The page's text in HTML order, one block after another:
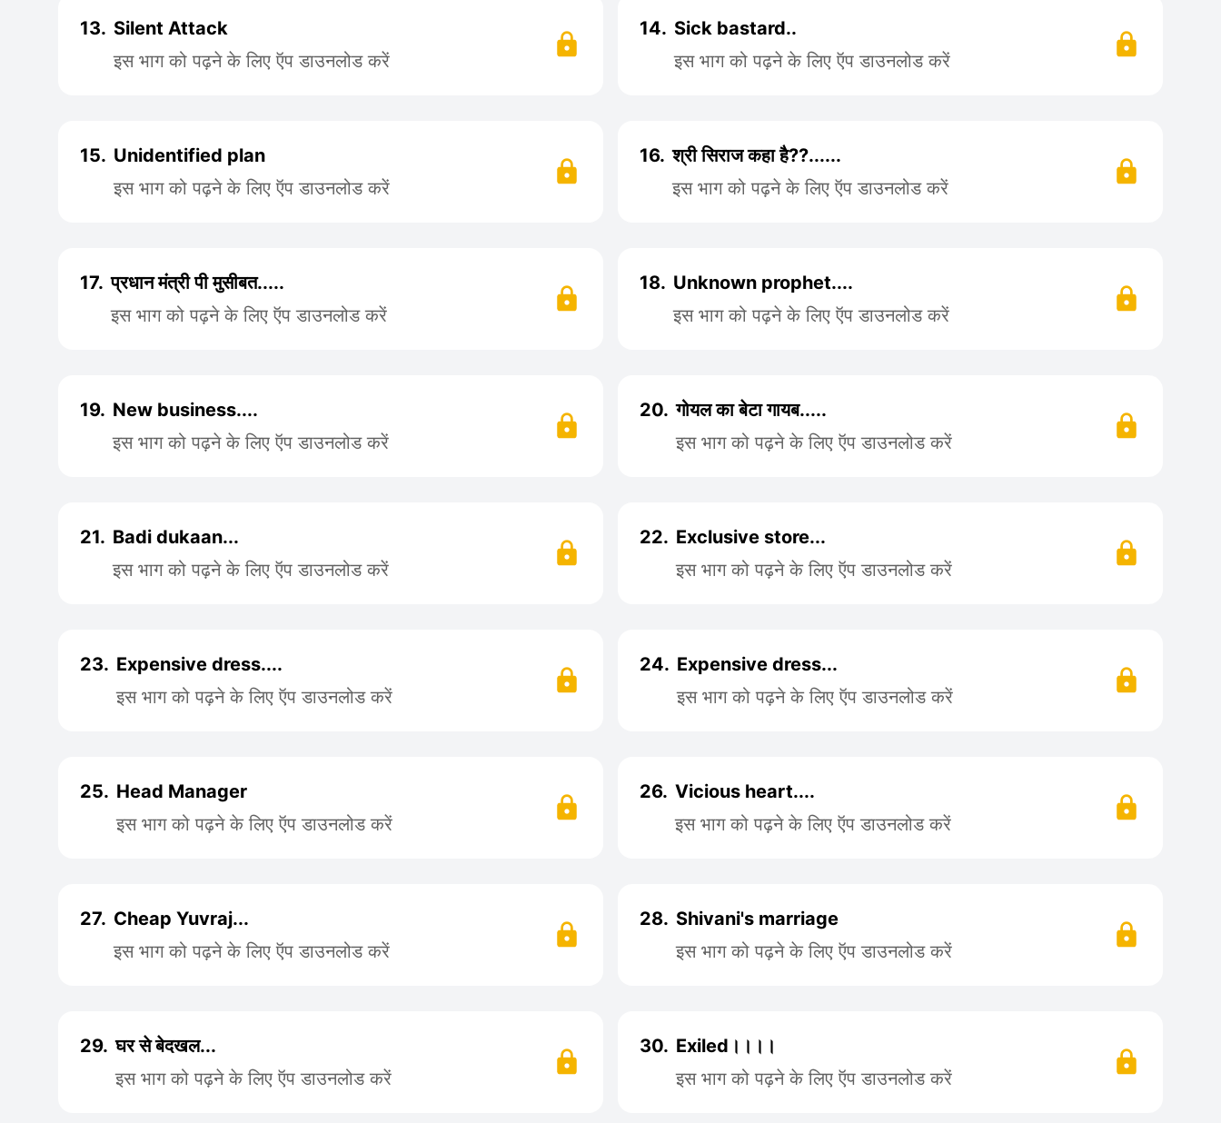
13. Silent Attack
इस भाग को पढ़ने के लिए ऍप डाउनलोड करें
14. Sick bastard..
इस भाग को पढ़ने के लिए ऍप डाउनलोड करें
15. Unidentified plan
इस भाग को पढ़ने के लिए ऍप डाउनलोड करें
16. श्री सिराज कहा है??......
इस भाग को पढ़ने के लिए ऍप डाउनलोड करें
17. प्रधान मंत्री पी मुसीबत.....
इस भाग को पढ़ने के लिए ऍप डाउनलोड करें
18. Unknown prophet....
इस भाग को पढ़ने के लिए ऍप डाउनलोड करें
19. New business....
इस भाग को पढ़ने के लिए ऍप डाउनलोड करें
20. गोयल का बेटा गायब.....
इस भाग को पढ़ने के लिए ऍप डाउनलोड करें
21. Badi dukaan...
इस भाग को पढ़ने के लिए ऍप डाउनलोड करें
22. Exclusive store...
इस भाग को पढ़ने के लिए ऍप डाउनलोड करें
23. Expensive dress....
इस भाग को पढ़ने के लिए ऍप डाउनलोड करें
24. Expensive dress...
इस भाग को पढ़ने के लिए ऍप डाउनलोड करें
25. Head Manager
इस भाग को पढ़ने के लिए ऍप डाउनलोड करें
26. Vicious heart....
इस भाग को पढ़ने के लिए ऍप डाउनलोड करें
27. Cheap Yuvraj...
इस भाग को पढ़ने के लिए ऍप डाउनलोड करें
28. Shivani's marriage
इस भाग को पढ़ने के लिए ऍप डाउनलोड करें
29. घर से बेदखल...
इस भाग को पढ़ने के लिए ऍप डाउनलोड करें
30. Exiled।।।।
इस भाग को पढ़ने के लिए ऍप डाउनलोड करें